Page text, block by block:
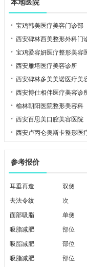
宝鸡韩美医疗美容门诊部
西安碑林西美整形外科门
宝鸡爱容妍医疗整形美容
西安雁塔医疗美容诊所
西安碑林多美美诺医疗美
西安博仕相伴医疗美容诊
榆林朝阳医院整形美容科
西安百思美口腔美容医院
西安卢丙仑奥斯卡整形医
参考报价
耳垂再造 双侧
去法令纹
次
面部吸脂
单侧
吸脂减肥
部位
吸脂减肥
部位
吸脂减肥
部位